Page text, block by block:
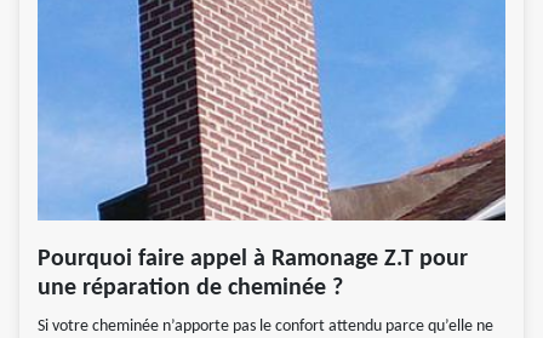
Pourquoi faire appel à Ramonage Z.T pour
une réparation de cheminée ?
Si votre cheminée n’apporte pas le confort attendu parce qu’elle ne